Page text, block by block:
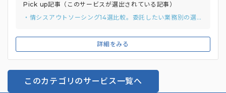
詳細をみる
Pick up記事（このサービスが選出されている記事）
・情シスアウトソーシング14選比較。委託したい業務別の選び方と費用相場
このカテゴリのサービス一覧へ